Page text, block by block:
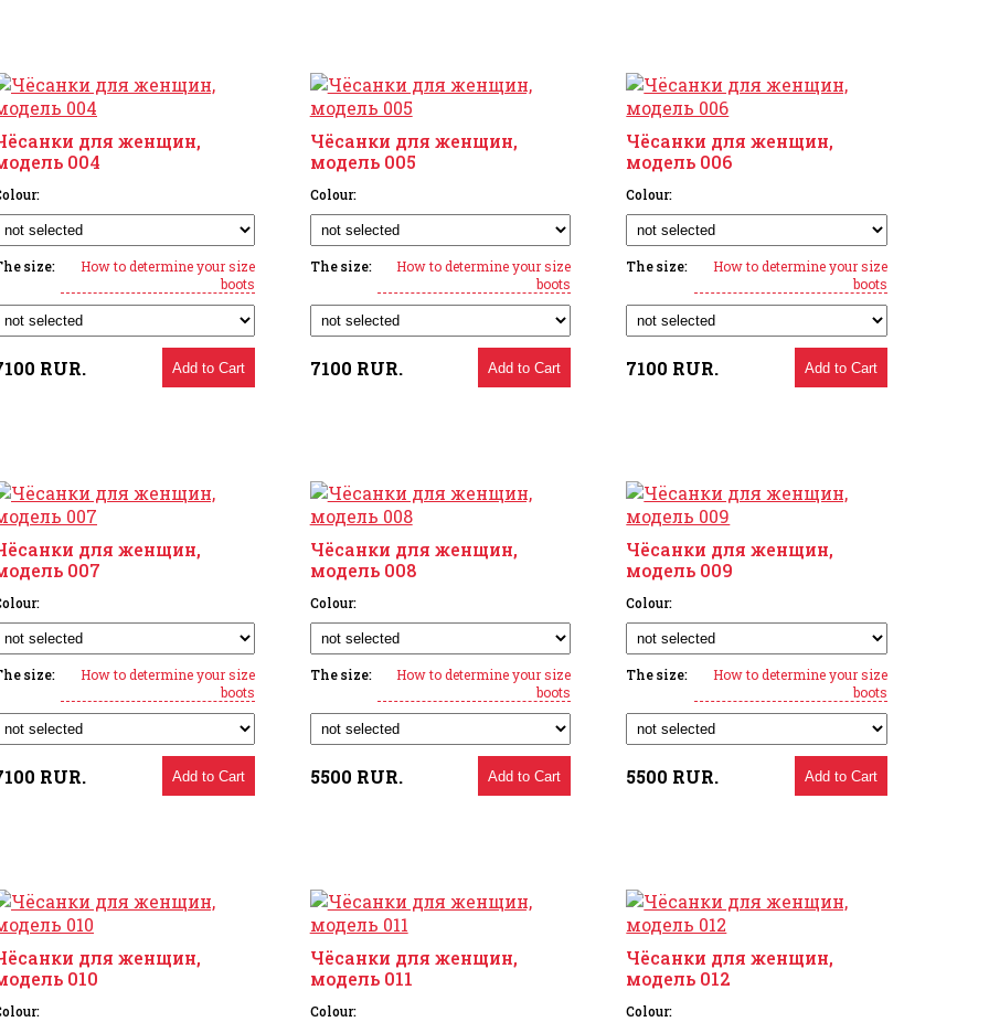
для женщин,
004
size:
How to determine your size
boots
RUR. Add to Cart
Чёсанки для женщин,
модель 005
Colour:
The size:
How to determine your size
boots
7100 RUR. Add to Cart
Чёсанки для женщин,
модель 006
Colour:
The size:
How to determine your size
boots
7100 RUR. Add to Cart
для женщин,
007
size:
How to determine your size
boots
RUR. Add to Cart
Чёсанки для женщин,
модель 008
Colour:
The size:
How to determine your size
boots
5500 RUR. Add to Cart
Чёсанки для женщин,
модель 009
Colour:
The size:
How to determine your size
boots
5500 RUR. Add to Cart
для женщин,
010
Чёсанки для женщин,
модель 011
Colour:
Чёсанки для женщин,
модель 012
Colour: